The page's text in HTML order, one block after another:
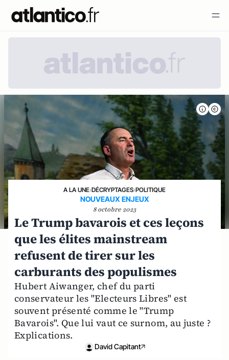
A LA UNE›DÉCRYPTAGES›POLITIQUE
NOUVEAUX ENJEUX
8 octobre 2023
Le Trump bavarois et ces leçons
que les élites mainstream
refusent de tirer sur les
carburants des populismes
Hubert Aiwanger, chef du parti
conservateur les "Electeurs Libres" est
souvent présenté comme le "Trump
Bavarois". Que lui vaut ce surnom, au juste ?
Explications.
David Capitant